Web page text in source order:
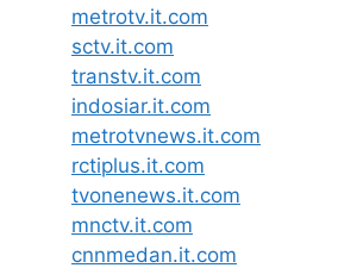
metrotv.it.com
sctv.it.com
transtv.it.com
indosiar.it.com
metrotvnews.it.com
rctiplus.it.com
tvonenews.it.com
mnctv.it.com
cnnmedan.it.com